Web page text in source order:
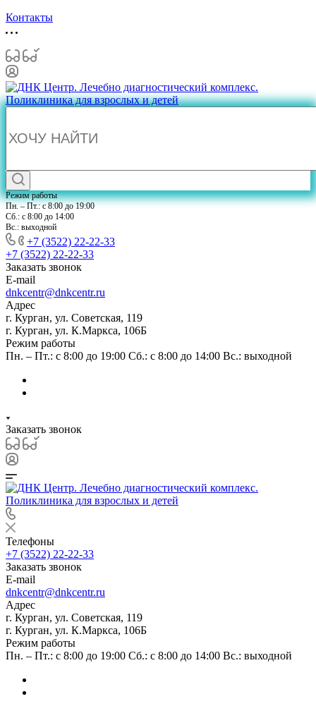
Контакты
Режим работы
Пн. – Пт.: с 8:00 до 19:00
Сб.: с 8:00 до 14:00
Вс.: выходной
+7 (3522) 22-22-33
+7 (3522) 22-22-33
Заказать звонок
E-mail
dnkcentr@dnkcentr.ru
Адрес
г. Курган, ул. Советская, 119
г. Курган, ул. К.Маркса, 106Б
Режим работы
Пн. – Пт.: с 8:00 до 19:00 Сб.: с 8:00 до 14:00 Вс.: выходной
Заказать звонок
Телефоны
+7 (3522) 22-22-33
Заказать звонок
E-mail
dnkcentr@dnkcentr.ru
Адрес
г. Курган, ул. Советская, 119
г. Курган, ул. К.Маркса, 106Б
Режим работы
Пн. – Пт.: с 8:00 до 19:00 Сб.: с 8:00 до 14:00 Вс.: выходной